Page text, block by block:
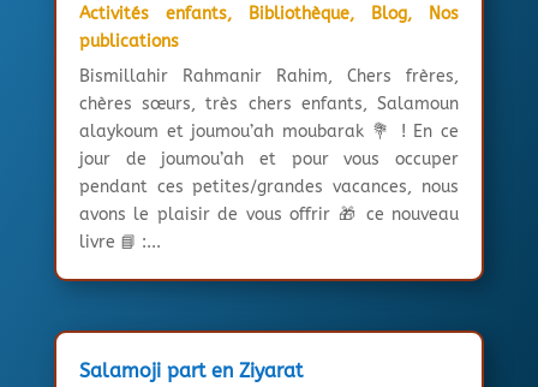
Activités enfants, Bibliothèque, Blog,
Nos
publications
Bismillahir Rahmanir Rahim, Chers frères,
chères sœurs, très chers enfants, Salamoun
alaykoum et joumou’ah moubarak 💐 ! En ce
jour de joumou’ah et pour vous occuper
pendant ces petites/grandes vacances, nous
avons le plaisir de vous offrir 🎁 ce nouveau
livre 📘 :...
Salamoji part en Ziyarat